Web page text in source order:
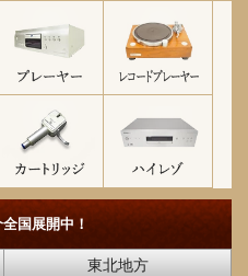
全国展開中！
東北地方